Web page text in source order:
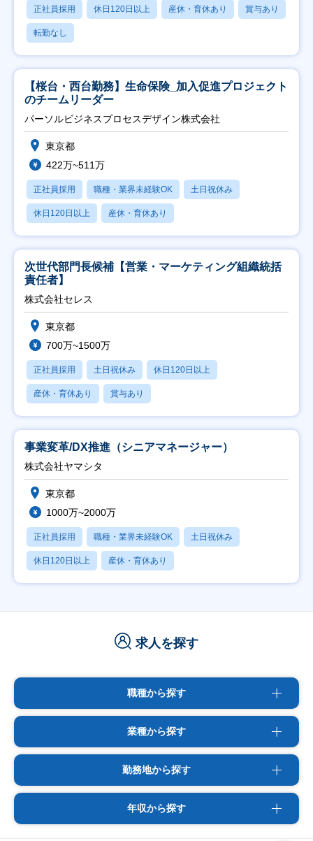
正社員採用 休日120日以上 産休・育休あり 賞与あり
転勤なし
【桜台・西台勤務】生命保険_加入促進プロジェクト
のチームリーダー
パーソルビジネスプロセスデザイン株式会社
東京都
422万~511万
正社員採用 職種・業界未経験OK 土日祝休み
休日120日以上 産休・育休あり
次世代部門長候補【営業・マーケティング組織統括
責任者】
株式会社セレス
東京都
700万~1500万
正社員採用 土日祝休み 休日120日以上
産休・育休あり 賞与あり
事業変革/DX推進（シニアマネージャー）
株式会社ヤマシタ
東京都
1000万~2000万
正社員採用 職種・業界未経験OK 土日祝休み
休日120日以上 産休・育休あり
求人を探す
職種から探す
業種から探す
勤務地から探す
年収から探す